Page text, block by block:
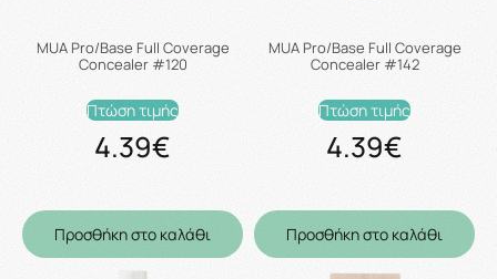
MUA Pro/Base Full Coverage
Concealer #120
Πτώση τιμής
4.39€
Προσθήκη στο καλάθι
MUA Pro/Base Full Coverage
Concealer #142
Πτώση τιμής
4.39€
Προσθήκη στο καλάθι